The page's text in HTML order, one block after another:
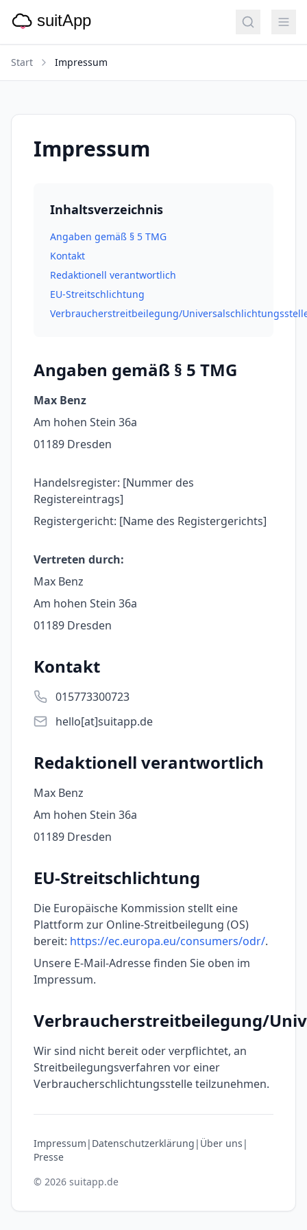
Start Impressum
Impressum
Inhaltsverzeichnis
Angaben gemäß § 5 TMG
Kontakt
Redaktionell verantwortlich
EU-Streitschlichtung
Verbraucherstreitbeilegung/
Angaben gemäß § 5 TMG
Max Benz
Am hohen Stein 36a
01189 Dresden
Handelsregister: [Nummer des
Registereintrags]
Registergericht: [Name des Registergerichts]
Vertreten durch:
Max Benz
Am hohen Stein 36a
01189 Dresden
Kontakt
015773300723
hello[at]suitapp.de
Redaktionell verantwortlich
Max Benz
Am hohen Stein 36a
01189 Dresden
EU-Streitschlichtung
Die Europäische Kommission stellt eine
Plattform zur Online-Streitbeilegung (OS)
bereit: https://ec.europa.eu/consumers/odr/.
Unsere E-Mail-Adresse finden Sie oben im
Impressum.
Verbraucherstreitbeilegung/
Wir sind nicht bereit oder verpflichtet, an
Streitbeilegungsverfahren vor einer
Verbraucherschlichtungsstelle teilzunehmen.
Impressum | Datenschutzerklärung | Über uns |
Presse
© 2026 suitapp.de